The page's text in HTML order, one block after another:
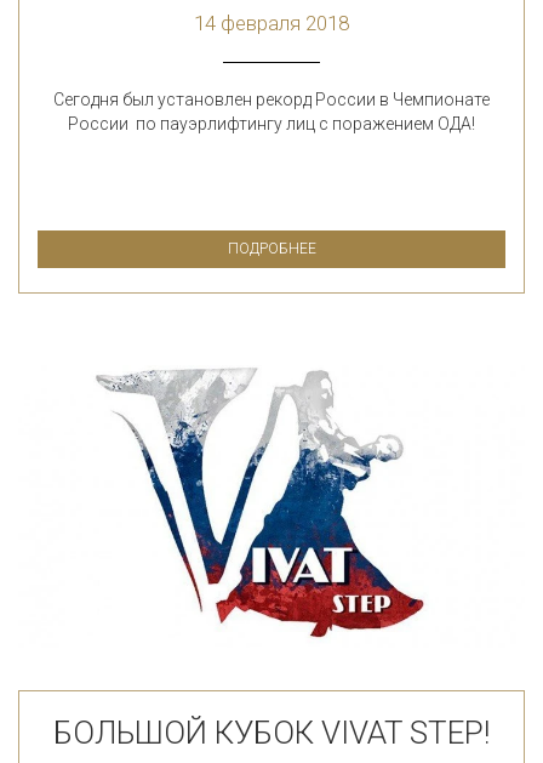
14 февраля 2018
Сегодня был установлен рекорд России в Чемпионате
России по пауэрлифтингу лиц с поражением ОДА!
ПОДРОБНЕЕ
БОЛЬШОЙ КУБОК VIVAT STEP!